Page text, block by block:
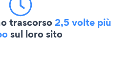
trascorso2,5 volte più
sul loro sito